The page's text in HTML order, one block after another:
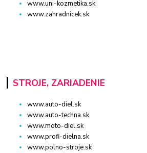
www.uni-kozmetika.sk
www.zahradnicek.sk
STROJE, ZARIADENIE
www.auto-diel.sk
www.auto-techna.sk
www.moto-diel.sk
www.profi-dielna.sk
www.polno-stroje.sk